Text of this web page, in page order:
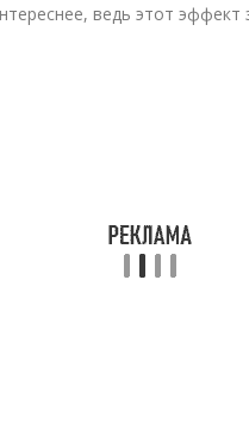
ведь этот эффект